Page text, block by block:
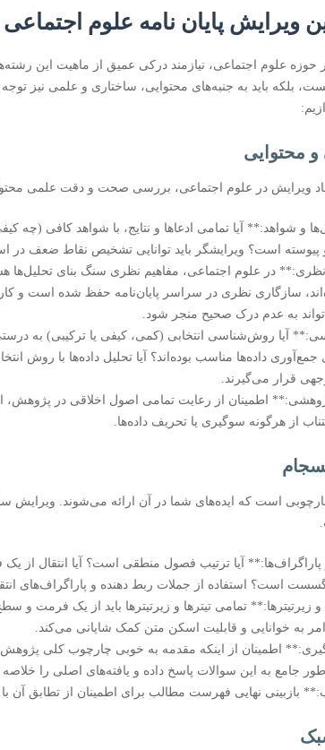
ویرایش پایان نامه علوم اجتماعی
حوزه علوم اجتماعی، نیازمند درکی عمیق از ماهیت این
بلکه باید به جنبه‌های محتوایی، ساختاری و علمی نیز
ویرایش در علوم اجتماعی، بررسی صحت و دقت علمی
و شواهد:** آیا تمامی ادعاها و نتایج، با شواهد کافی (چه
پیوسته است؟ ویرایشگر باید توانایی تشخیص نقاط ضعف در
در علوم اجتماعی، مفاهیم نظری سنگ بنای تحلیل‌ها
سازگاری نظری در سراسر پایان‌نامه حفظ شده است و
به عدم درک صحیح منجر شود.
آیا روش‌شناسی انتخابی (کمی، کیفی یا ترکیبی) به
جمع‌آوری داده‌ها مناسب بوده‌اند؟ آیا تحلیل داده‌ها با روش
قرار می‌گیرند.
اطمینان از رعایت تمامی اصول اخلاقی در پژوهش،
از هرگونه سوگیری یا تحریف داده‌ها.
چارچوبی است که ایده‌های شما در آن ارائه می‌شوند. ویرایش
آیا ترتیب فصول منطقی است؟ آیا انتقال از یک
است؟ استفاده از جملات ربط دهنده و پاراگراف‌های
زیرتیترها:** تمامی تیترها و زیرتیترها باید از یک فرمت
امر به خوانایی و قابلیت اسکن متن کمک شایانی می‌کند.
اطمینان از اینکه مقدمه به خوبی چارچوب کلی
طور جامع به این سوالات پاسخ داده و یافته‌های اصلی را
نهایی فهرست مطالب برای اطمینان از تطابق آن